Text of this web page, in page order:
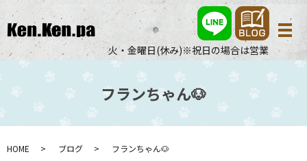
火・金曜日(休み)※祝日の場合は営業
メ
フランちゃん🐶
HOME ブログ フランちゃん🐶